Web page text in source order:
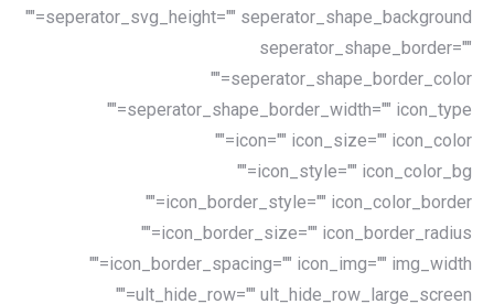
seperator_svg_height="" seperator_shape_background=""
seperator_shape_border=""
seperator_shape_border_color=""
seperator_shape_border_width="" icon_type=""
icon="" icon_size="" icon_color=""
icon_style="" icon_color_bg=""
icon_border_style="" icon_color_border=""
icon_border_size="" icon_border_radius=""
icon_border_spacing="" icon_img="" img_width=""
ult_hide_row="" ult_hide_row_large_screen=""